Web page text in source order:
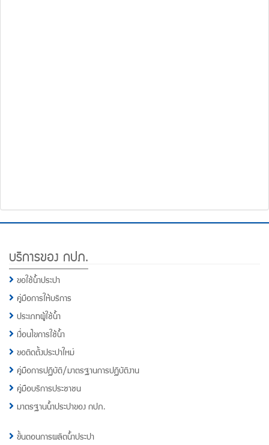
Footer
Menu
บริการของ กปภ.
ขอใช้น้ำประปา
คู่มือการให้บริการ
ประเภทผู้ใช้น้ำ
เงื่อนไขการใช้น้ำ
ขอติดตั้งประปาใหม่
คู่มือการปฏิบัติ/มาตรฐานการปฏิบัติงาน
คู่มือบริการประชาชน
มาตรฐานน้ำประปาของ กปภ.
ขั้นตอนการผลิตน้ำประปา